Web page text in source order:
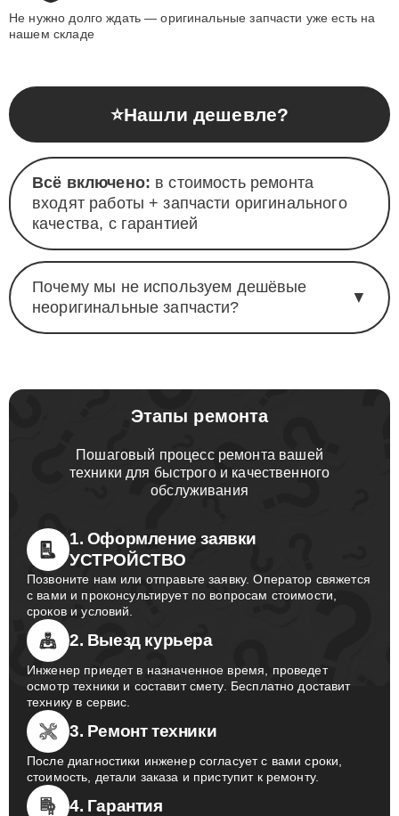
Не нужно долго ждать — оригинальные запчасти уже есть на
нашем складе
⭐Нашли дешевле?
Всё включено: в стоимость ремонта
входят работы + запчасти оригинального
качества, с гарантией
Почему мы не используем дешёвые
неоригинальные запчасти?
▼
Этапы ремонта
Пошаговый процесс ремонта вашей
техники для быстрого и качественного
обслуживания
1. Оформление заявки
УСТРОЙСТВО
Позвоните нам или отправьте заявку. Оператор свяжется
с вами и проконсультирует по вопросам стоимости,
сроков и условий.
2. Выезд курьера
Инженер приедет в назначенное время, проведет
осмотр техники и составит смету. Бесплатно доставит
технику в сервис.
3. Ремонт техники
После диагностики инженер согласует с вами сроки,
стоимость, детали заказа и приступит к ремонту.
4. Гарантия